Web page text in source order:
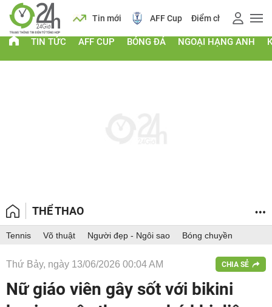
Lịch Tin mới AFF Cup Điểm chuẩn 2026
TIN TỨC AFF CUP BÓNG ĐÁ NGOẠI HẠNG ANH
THỂ THAO
Tennis Võ thuật Người đẹp - Ngôi sao Bóng chuyền
Thứ Bảy, ngày 13/06/2026 00:04 AM CHIA SẺ
Nữ giáo viên gây sốt với bikini